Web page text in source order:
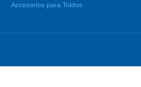
Accesorios para Toldos